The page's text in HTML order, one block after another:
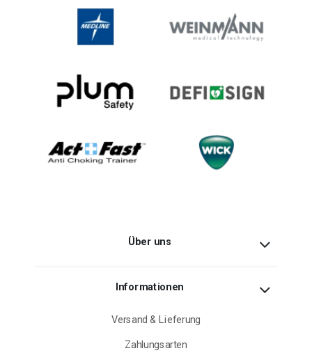
Über uns
Informationen
Versand & Lieferung
Zahlungsarten